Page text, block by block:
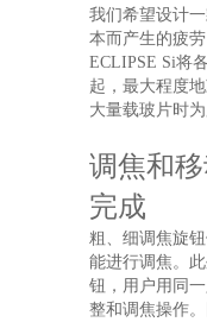
我们希望设计
本而产生的疲
ECLIPSE Si将
起，最大程度
大量载玻片时
调焦和
完成
粗、细调焦旋
能进行调焦。
钮，用户用同
整和调焦操作